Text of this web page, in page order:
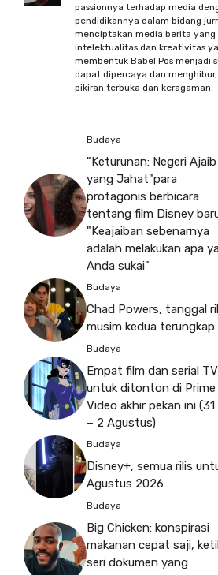
passionnya terhadap media
pendidikannya dalam bidang
menciptakan media berita
intelektualitas dan kreativitas
membentuk Babel Pos menjadi
dapat dipercaya dan
pikiran terbuka dan keragaman.
Budaya
"Keturunan: Negeri Ajaib
yang Jahat"para
protagonis berbicara
tentang film Disney
"Keajaiban sebenarnya
adalah melakukan apa
Anda sukai"
Budaya
Chad Powers, tanggal
musim kedua terungkap
Budaya
Empat film dan serial TV
untuk ditonton di Prime
Video akhir pekan ini (31
– 2 Agustus)
Budaya
Disney+, semua rilis
Agustus 2026
Budaya
Big Chicken: konspirasi
makanan cepat saji,
seri dokumen yang